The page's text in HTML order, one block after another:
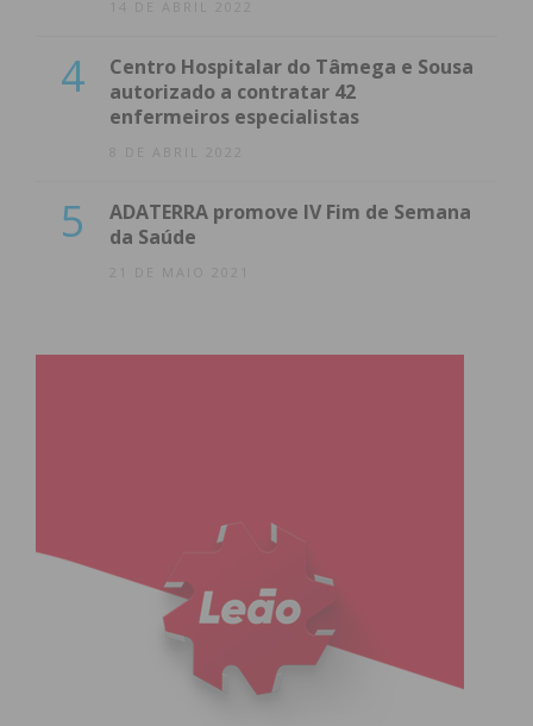
14 DE ABRIL 2022
4
Centro Hospitalar do Tâmega e Sousa
autorizado a contratar 42
enfermeiros especialistas
8 DE ABRIL 2022
5
ADATERRA promove IV Fim de Semana
da Saúde
21 DE MAIO 2021